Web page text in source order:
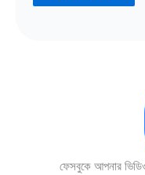
ফেসবুকে আপনার